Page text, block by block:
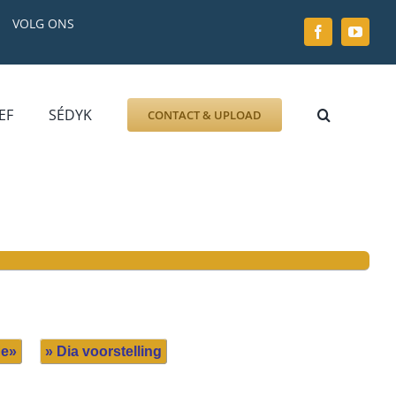
VOLG ONS
GRAFZERK
ALLLES
SÉDYK CONTACT & UPLOAD
» Dia voorstelling